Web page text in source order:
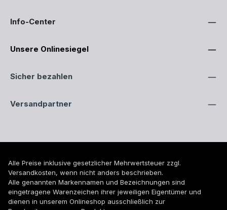
Info-Center
Unsere Onlinesiegel
Sicher bezahlen
Versandpartner
Alle Preise inklusive gesetzlicher Mehrwertsteuer zzgl.
Versandkosten, wenn nicht anders beschrieben.
Alle genannten Markennamen und Bezeichnungen sind
eingetragene Warenzeichen ihrer jeweiligen Eigentümer und
dienen in unserem Onlineshop ausschließlich zur